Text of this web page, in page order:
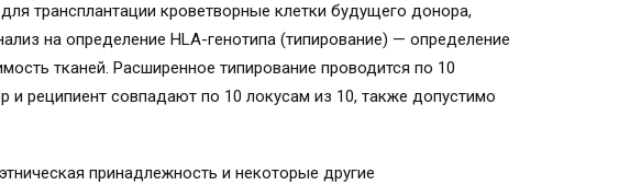
трансплантации кроветворные клетки будущего донора,
на определение HLA-генотипа (типирование) — определение
тканей. Расширенное типирование проводится по 10
и реципиент совпадают по 10 локусам из 10, также допустимо
принадлежность и некоторые другие